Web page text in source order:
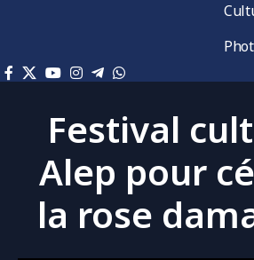
Festival
Alep pour
la rose